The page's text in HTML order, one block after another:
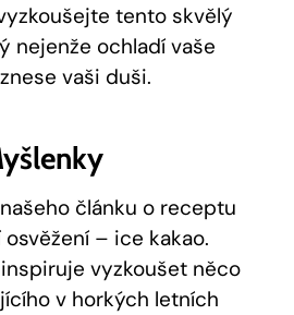
tento​ skvělý⁤
nejenže ochladí​ vaše
vaši duši.
článku ⁢o ⁣receptu
– ice kakao.
⁤vyzkoušet něco
v horkých ‌letních